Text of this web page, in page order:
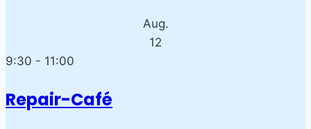
Aug.
12
9:30 - 11:00
Repair-Café